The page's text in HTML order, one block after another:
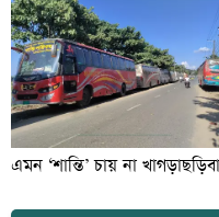
এমন ‘শান্তি’ চায় না